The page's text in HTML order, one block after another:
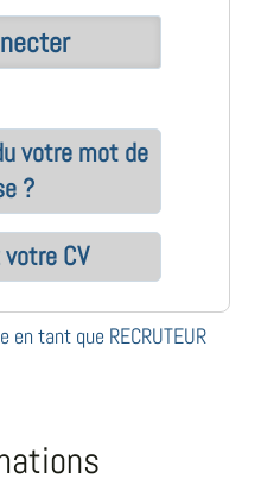
votre mot de
?
CV
tant que RECRUTEUR